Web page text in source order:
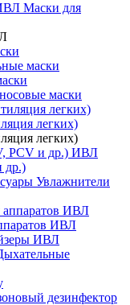
Маски для
маски
маски
легких)
легких)
ИВЛ
др.)
Увлажнители
ИВЛ
ИВЛ
дезинфектор